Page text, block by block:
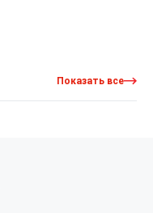
Показать все